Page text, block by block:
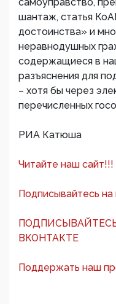
шантаж, статья
достоинства» и
неравнодушных
содержащиеся в
разъяснения для
– хотя бы через
перечисленных
РИА Катюша
Читайте наш сайт!!!
Подписывайтесь
ВКОНТАКТЕ
Поддержать наш